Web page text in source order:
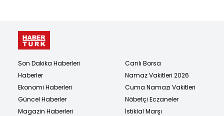
Son Dakika Haberleri
Haberler
Ekonomi Haberleri
Güncel Haberler
Magazin Haberleri
Canlı Borsa
Namaz Vakitleri 2026
Cuma Namazı Vakitleri
Nöbetçi Eczaneler
İstiklal Marşı